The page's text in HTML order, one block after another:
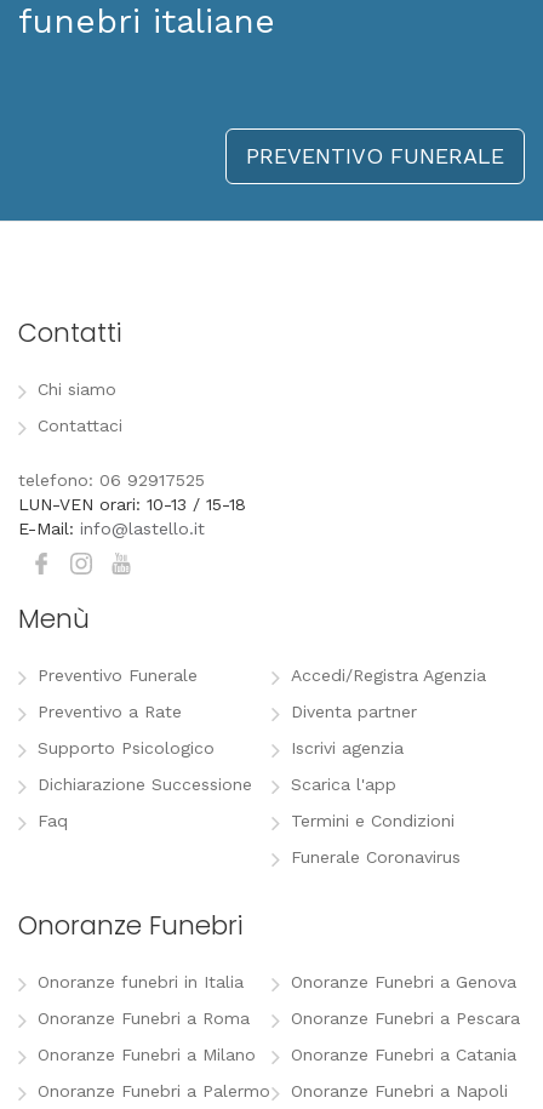
funebri italiane
PREVENTIVO FUNERALE
Contatti
Chi siamo
Contattaci
telefono: 06 92917525
LUN-VEN orari: 10-13 / 15-18
E-Mail: info@lastello.it
Menù
Preventivo Funerale
Preventivo a Rate
Supporto Psicologico
Dichiarazione Successione
Faq
Accedi/Registra Agenzia
Diventa partner
Iscrivi agenzia
Scarica l'app
Termini e Condizioni
Funerale Coronavirus
Onoranze Funebri
Onoranze funebri in Italia
Onoranze Funebri a Roma
Onoranze Funebri a Milano
Onoranze Funebri a Palermo
Onoranze Funebri a Genova
Onoranze Funebri a Pescara
Onoranze Funebri a Catania
Onoranze Funebri a Napoli